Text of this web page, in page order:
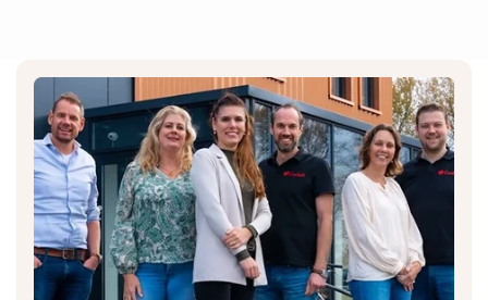
Jouw E6 apparaat maakt gebruik van het Jura
Claris Smart waterfilter. Jouw JURA E6 en het
Claris Smart waterfilterwerken samen om het
filterproces te optimaliseren. Het fijne van het
gebruiken van een Claris Smart waterfilter is dat
er een chip inzit die jouw apparaat herkent. De
chip geeft aan wanneer het waterfilter aan
vervanging toe is en vervolgens krijg je hiervan
een melding op je apparaat.